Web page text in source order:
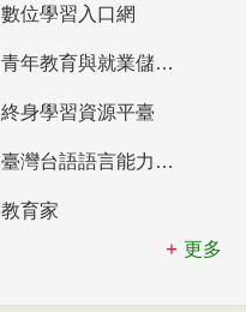
數位學習入口網
青年教育與就業儲蓄帳戶
終身學習資源平臺
臺灣台語語言能力認證網站
教育家
更多